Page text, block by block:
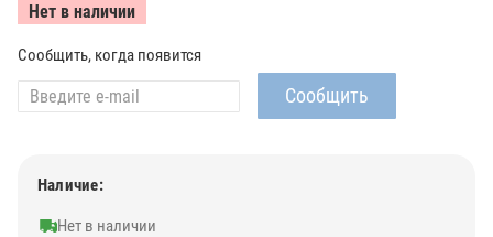
Нет в наличии
Сообщить, когда появится
Наличие:
Нет в наличии